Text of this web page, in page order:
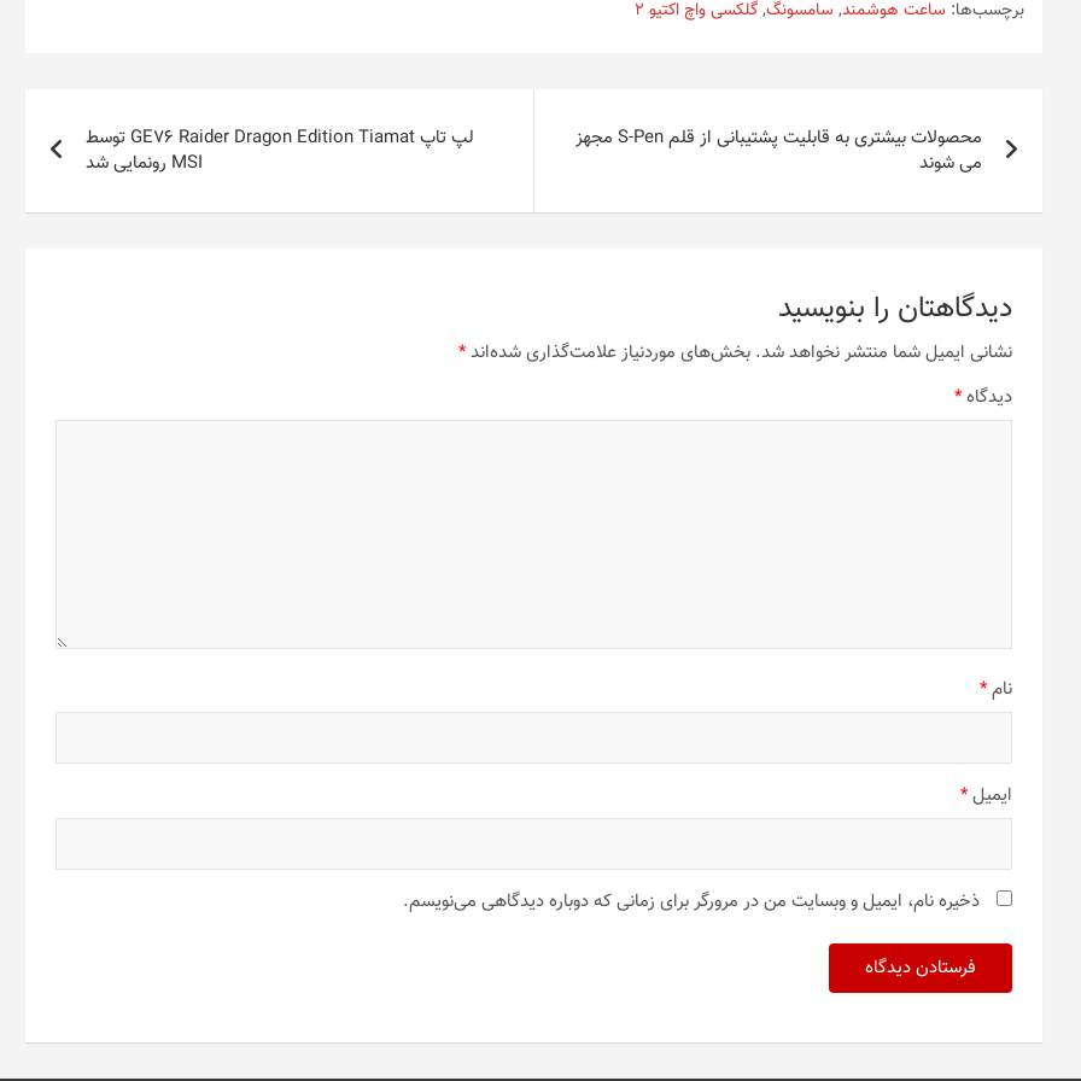
برچسب‌ها: ساعت هوشمند, سامسونگ,گلکسی واچ اکتیو 2
نوشته
محصولات بیشتری به قابلیت پشتیبانی از قلم S-Pen مجهز
می شوند
لپ تاپ GE76 Raider Dragon Edition Tiamat توسط
MSI رونمایی شد
دیدگاهتان را بنویسید
نشانی ایمیل شما منتشر نخواهد شد. بخش‌های موردنیاز علامت‌گذاری شده‌اند*
دیدگاه*
نام*
ایمیل*
ذخیره نام، ایمیل و وبسایت من در مرورگر برای زمانی که دوباره دیدگاهی می‌نویسم.